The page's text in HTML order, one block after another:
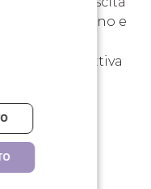
lo sviluppo sano e
che attiva
nella